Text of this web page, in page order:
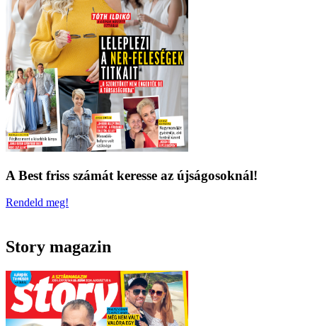
A Best friss számát keresse az újságosoknál!
Rendeld meg!
Story magazin